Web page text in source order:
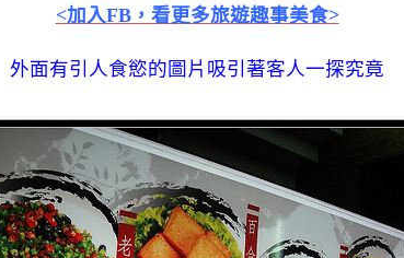
<加入FB，看更多旅遊趣事美食>
外面有引人食慾的圖片吸引著客人一探究竟